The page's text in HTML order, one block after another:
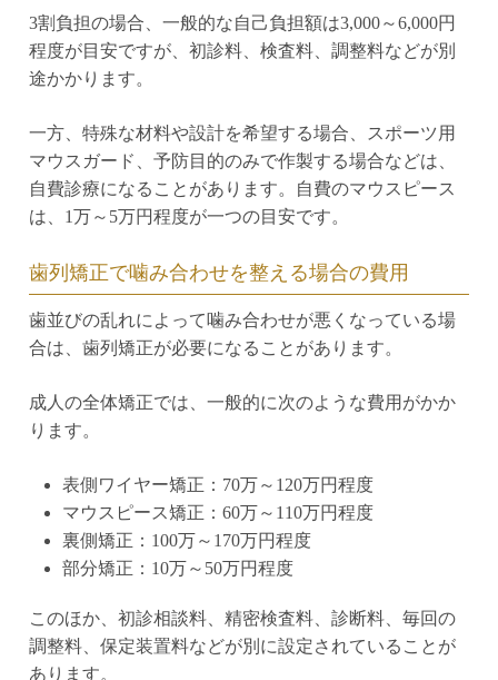
3割負担の場合、一般的な自己負担額は3,000～6,000円
程度が目安ですが、初診料、検査料、調整料などが別
途かかります。
一方、特殊な材料や設計を希望する場合、スポーツ用
マウスガード、予防目的のみで作製する場合などは、
自費診療になることがあります。自費のマウスピース
は、1万～5万円程度が一つの目安です。
歯列矯正で噛み合わせを整える場合の費用
歯並びの乱れによって噛み合わせが悪くなっている場
合は、歯列矯正が必要になることがあります。
成人の全体矯正では、一般的に次のような費用がかか
ります。
表側ワイヤー矯正：70万～120万円程度
マウスピース矯正：60万～110万円程度
裏側矯正：100万～170万円程度
部分矯正：10万～50万円程度
このほか、初診相談料、精密検査料、診断料、毎回の
調整料、保定装置料などが別に設定されていることが
あります。